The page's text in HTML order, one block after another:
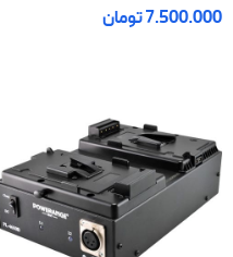
7.500.000تومان